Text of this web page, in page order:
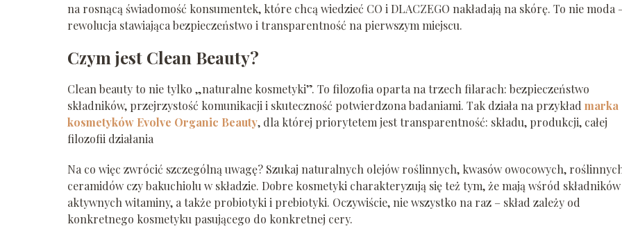
na rosnącą świadomość konsumentek, które chcą wiedzieć CO i DLACZEGO nakładają na skórę. To nie moda
rewolucja stawiająca bezpieczeństwo i transparentność na pierwszym miejscu.
Czym jest Clean Beauty?
Clean beauty to nie tylko „naturalne kosmetyki”. To filozofia oparta na trzech filarach: bezpieczeństwo
składników, przejrzystość komunikacji i skuteczność potwierdzona badaniami. Tak działa na przykład marka
kosmetyków Evolve Organic Beauty, dla której priorytetem jest transparentność: składu, produkcji, całej
filozofii działania
Na co więc zwrócić szczególną uwagę? Szukaj naturalnych olejów roślinnych, kwasów owocowych,
ceramidów czy bakuchiolu w składzie. Dobre kosmetyki charakteryzują się też tym, że mają wśród składników
aktywnych witaminy, a także probiotyki i prebiotyki. Oczywiście, nie wszystko na raz – skład zależy od
konkretnego kosmetyku pasującego do konkretnej cery.